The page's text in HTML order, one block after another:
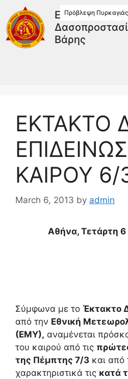
Εθελοντική
Βάρης
Πρόβλεψη
ΕΚΤΑΚΤΟ
ΚΑΙΡΟΥ 6/
March 6, 2013 by admin
Αθήνα, Τετάρτη 6
Σύμφωνα με το Έκτακτο
από την Εθνική
(ΕΜΥ), αναμένεται
του καιρού από τις
της Πέμπτης 7/3 και από
χαρακτηριστικά τις κατά